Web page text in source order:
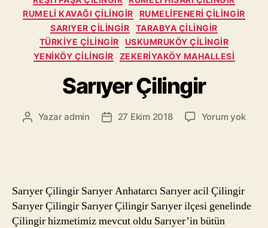
RUMELI KAVAĞI ÇILINGIR
RUMELIFENERI ÇILINGIR
SARIYER ÇILINGIR
TARABYA ÇILINGIR
TÜRKIYE ÇILINGIR
USKUMRUKÖY ÇILINGIR
YENIKÖY ÇILINGIR
ZEKERIYAKÖY MAHALLESI
Sarıyer Çilingir
Yazının
Yazaradmin
Yazı27 Ekim 2018 Yorum yok
Sarıyer Çilingir Sarıyer Anhatarcı Sarıyer acil Çilingir
Sarıyer Çilingir Sarıyer Çilingir Sarıyer ilçesi genelinde
Çilingir hizmetimiz mevcut oldu Sarıyer’in bütün